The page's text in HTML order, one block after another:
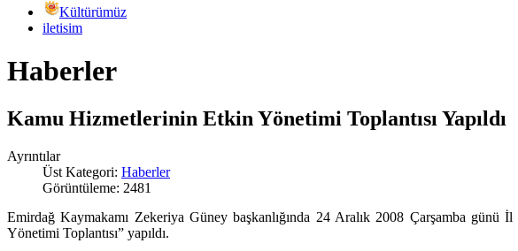
Kültürümüz
iletisim
Haberler
Kamu Hizmetlerinin Etkin Yönetimi Toplantısı Yapıldı
Ayrıntılar
Üst Kategori: Haberler
Görüntüleme: 2481
Emirdağ Kaymakamı Zekeriya Güney başkanlığında 24 Aralık 2008 Çarşamba günü
Yönetimi Toplantısı” yapıldı.